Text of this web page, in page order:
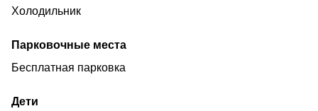
Холодильник
Парковочные места
Бесплатная парковка
Дети